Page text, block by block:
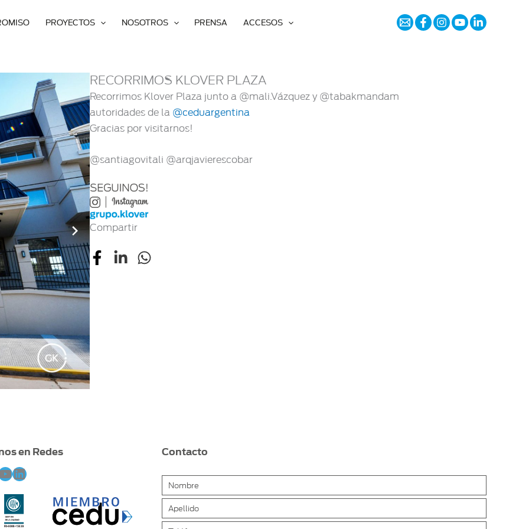
PROYECTOS NOSOTROS PRENSA ACCESOS
RECORRIMOS KLOVER PLAZA
Recorrimos Klover Plaza junto a @mali.Vázquez y @tabakmandam
autoridades de la @ceduargentina
Gracias por visitarnos!
@santiagovitali @arqjavierescobar
Compartir
en Redes
LinkedIn
Contacto